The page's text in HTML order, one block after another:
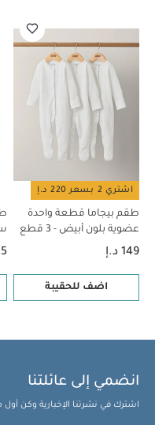
سيليكون من سيترون - 4 قطع بلون بيج/بنفسجي داكن/كراميل
أدوات مائدة من مواد حيوية من
طبق سيليكون من سيترون - بيج
مركبات - 6 قطع
اشتري 2 بسعر 220 د.إ
طقم بيجاما قطعة واحدة
عضوية بلون أبيض - 3 قطع
149 د.إ
اضف للحقيبة
انضمي إلى عائلتنا
اشترك في نشرتنا الإخبارية وكن